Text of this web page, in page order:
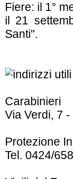
Fiere: il 1°
il 21
Santi".
Carabinieri
Via Verdi, 7
Protezione
Tel. 0424/